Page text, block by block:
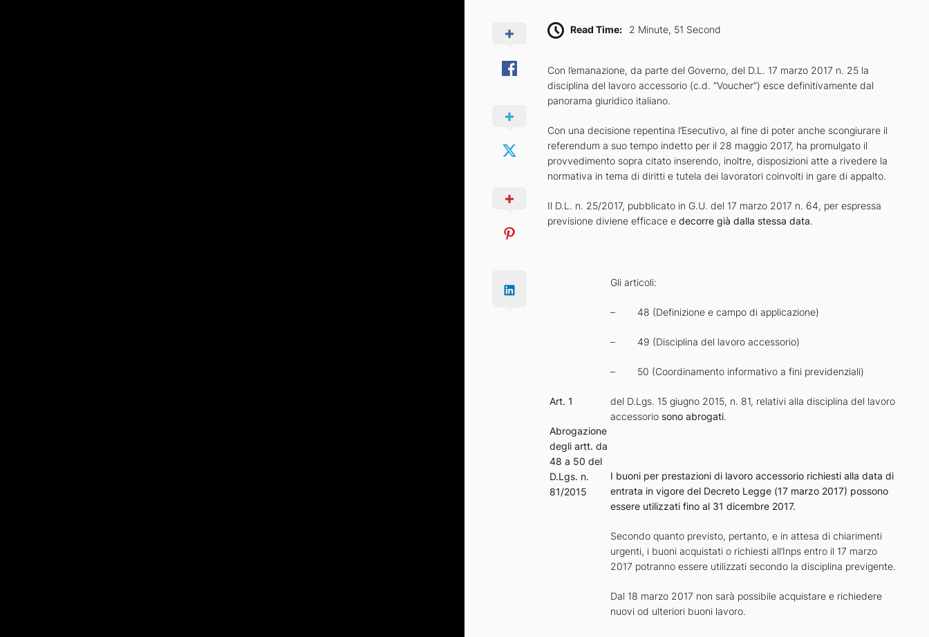
Read Time: 2 Minute, 51 Second
Con l’emanazione, da parte del Governo, del D.L. 17 marzo 2017 n. 25 la
disciplina del lavoro accessorio (c.d. “Voucher”) esce definitivamente dal
panorama giuridico italiano.
Con una decisione repentina l’Esecutivo, al fine di poter anche scongiurare il
referendum a suo tempo indetto per il 28 maggio 2017, ha promulgato il
provvedimento sopra citato inserendo, inoltre, disposizioni atte a rivedere la
normativa in tema di diritti e tutela dei lavoratori coinvolti in gare di appalto.
Il D.L. n. 25/2017, pubblicato in G.U. del 17 marzo 2017 n. 64, per espressa
previsione diviene efficace e decorre già dalla stessa data.
Art. 1
Abrogazione
degli artt. da
48 a 50 del
D.Lgs. n.
81/2015
Gli articoli:
– 48 (Definizione e campo di applicazione)
– 49 (Disciplina del lavoro accessorio)
– 50 (Coordinamento informativo a fini previdenziali)
del D.Lgs. 15 giugno 2015, n. 81, relativi alla disciplina del lavoro
accessorio sono abrogati.
I buoni per prestazioni di lavoro accessorio richiesti alla data di
entrata in vigore del Decreto Legge (17 marzo 2017) possono
essere utilizzati fino al 31 dicembre 2017.
Secondo quanto previsto, pertanto, e in attesa di chiarimenti
urgenti, i buoni acquistati o richiesti all’Inps entro il 17 marzo
2017 potranno essere utilizzati secondo la disciplina previgente.
Dal 18 marzo 2017 non sarà possibile acquistare e richiedere
nuovi od ulteriori buoni lavoro.